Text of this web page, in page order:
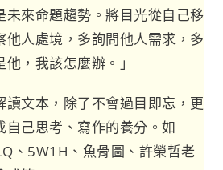
未來命題趨勢。將目光從自己移
他人處境，多詢問他人需求，多
，我該怎麼辦。」
讀文本，除了不會過目即忘，更
自己思考、寫作的養分。如
、5W1H、魚骨圖、許榮哲老